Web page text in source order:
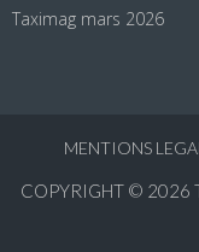
Taximag mars 2026
MENTIONS
COPYRIGHT © 2026